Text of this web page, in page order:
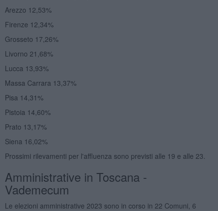
Arezzo 12,53%
Firenze 12,34%
Grosseto 17,26%
Livorno 21,68%
Lucca 13,93%
Massa Carrara 13,37%
Pisa 14,31%
Pistoia 14,60%
Prato 13,17%
Siena 16,02%
Prossimi rilevamenti per l'affluenza sono previsti alle 19 e alle 23.
Amministrative in Toscana -
Vademecum
Le elezioni amministrative 2023 sono in corso in 22 Comuni, 6